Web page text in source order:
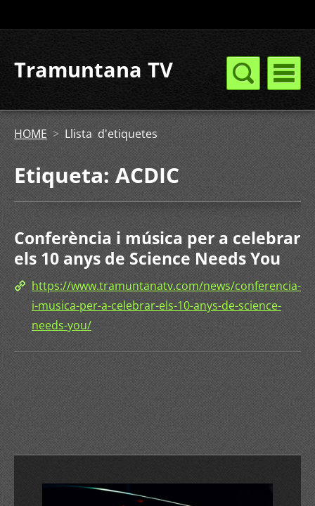
Tramuntana TV
HOME > Llista d'etiquetes
Etiqueta: ACDIC
Conferència i música per a celebrar
els 10 anys de Science Needs You
https://www.tramuntanatv.com/news/conferencia-
i-musica-per-a-celebrar-els-10-anys-de-science-
needs-you/